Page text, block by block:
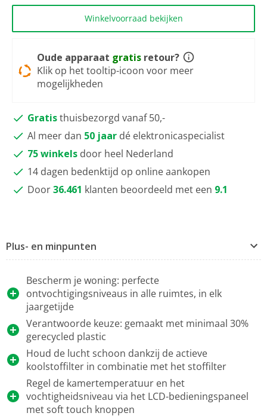
Winkelvoorraad bekijken
Oude apparaat gratis retour?
Klik op het tooltip-icoon voor meer
mogelijkheden
Gratisthuisbezorgd vanaf 50,-
Al meer dan 50 jaar dé elektronicaspecialist
75 winkels door heel Nederland
14 dagen bedenktijd op online aankopen
Door36.461 klanten beoordeeld met een 9.1
Plus- en minpunten
Bescherm je woning: perfecte
ontvochtigingsniveaus in alle ruimtes, in elk
jaargetijde
Verantwoorde keuze: gemaakt met minimaal 30%
gerecycled plastic
Houd de lucht schoon dankzij de actieve
koolstoffilter in combinatie met het stoffilter
Regel de kamertemperatuur en het
vochtigheidsniveau via het LCD-bedieningspaneel
met soft touch knoppen